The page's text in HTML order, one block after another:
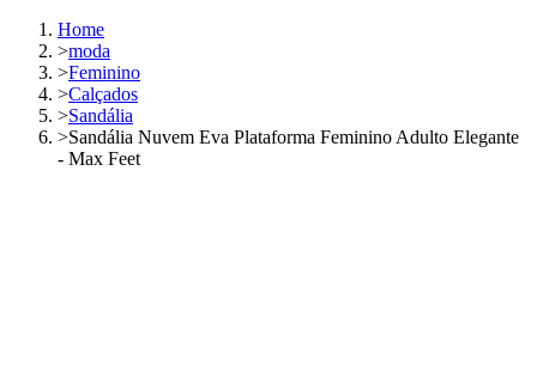
Home
>moda
>Feminino
>Calçados
>Sandália
>Sandália Nuvem Eva Plataforma Feminino Adulto Elegante
- Max Feet